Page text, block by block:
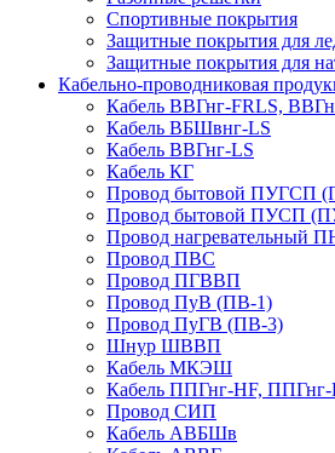
Спортивные покрытия
Защитные покрытия для
Защитные покрытия для
Кабельно-проводниковая
Кабель ВВГнг-FRLS,
Кабель ВБШвнг-LS
Кабель ВВГнг-LS
Кабель КГ
Провод бытовой ПУГСП
Провод бытовой ПУСП
Провод нагревательный
Провод ПВС
Провод ПГВВП
Провод ПуВ (ПВ-1)
Провод ПуГВ (ПВ-3)
Шнур ШВВП
Кабель МКЭШ
Кабель ППГнг-HF, ППГнг-
Провод СИП
Кабель АВБШв